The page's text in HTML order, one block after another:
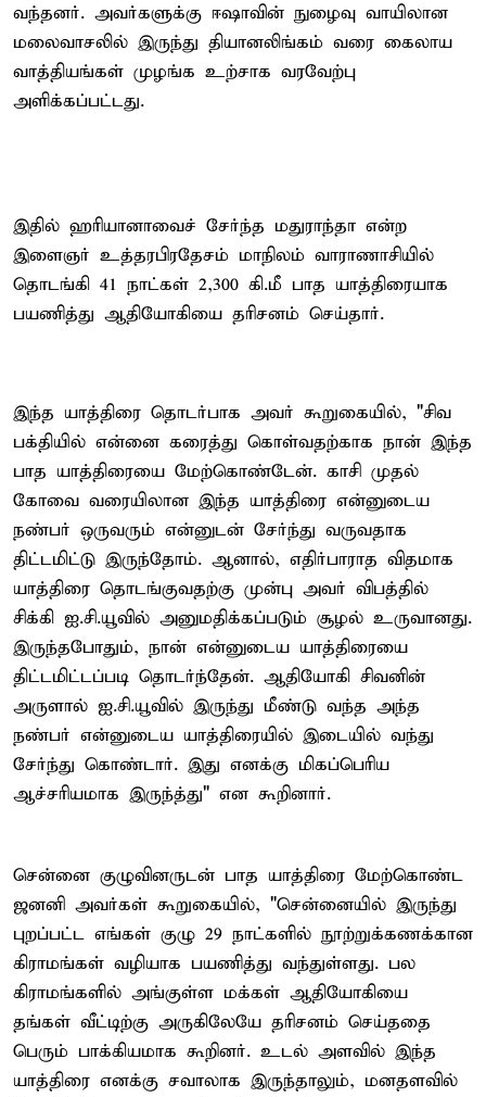
வந்தனர். அவர்களுக்கு ஈஷாவின் நுழைவு வாயிலான
மலைவாசலில் இருந்து தியானலிங்கம் வரை கைலாய
வாத்தியங்கள் முழங்க உற்சாக வரவேற்பு
அளிக்கப்பட்டது.
இதில் ஹரியானாவைச் சேர்ந்த மதுராந்தா என்ற
இளைஞர் உத்தரபிரதேசம் மாநிலம் வாராணாசியில்
தொடங்கி 41 நாட்கள் 2,300 கி.மீ பாத யாத்திரையாக
பயணித்து ஆதியோகியை தரிசனம் செய்தார்.
இந்த யாத்திரை தொடர்பாக அவர் கூறுகையில், "சிவ
பக்தியில் என்னை கரைத்து கொள்வதற்காக நான் இந்த
பாத யாத்திரையை மேற்கொண்டேன். காசி முதல்
கோவை வரையிலான இந்த யாத்திரை என்னுடைய
நண்பர் ஒருவரும் என்னுடன் சேர்ந்து வருவதாக
திட்டமிட்டு இருந்தோம். ஆனால், எதிர்பாராத விதமாக
யாத்திரை தொடங்குவதற்கு முன்பு அவர் விபத்தில்
சிக்கி ஐ.சி.யூவில் அனுமதிக்கப்படும் சூழல் உருவானது.
இருந்தபோதும், நான் என்னுடைய யாத்திரையை
திட்டமிட்டப்படி தொடர்ந்தேன். ஆதியோகி சிவனின்
அருளால் ஐ.சி.யூவில் இருந்து மீண்டு வந்த அந்த
நண்பர் என்னுடைய யாத்திரையில் இடையில் வந்து
சேர்ந்து கொண்டார். இது எனக்கு மிகப்பெரிய
ஆச்சரியமாக இருந்த்து" என கூறினார்.
சென்னை குழுவினருடன் பாத யாத்திரை மேற்கொண்ட
ஜனனி அவர்கள் கூறுகையில், "சென்னையில் இருந்து
புறப்பட்ட எங்கள் குழு 29 நாட்களில் நூற்றுக்கணக்கான
கிராமங்கள் வழியாக பயணித்து வந்துள்ளது. பல
கிராமங்களில் அங்குள்ள மக்கள் ஆதியோகியை
தங்கள் வீட்டிற்கு அருகிலேயே தரிசனம் செய்ததை
பெரும் பாக்கியமாக கூறினர். உடல் அளவில் இந்த
யாத்திரை எனக்கு சவாலாக இருந்தாலும், மனதளவில்